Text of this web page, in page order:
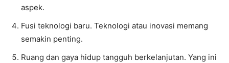
aspek.
Fusi teknologi baru. Teknologi atau inovasi memang
semakin penting.
Ruang dan gaya hidup tangguh berkelanjutan. Yang ini